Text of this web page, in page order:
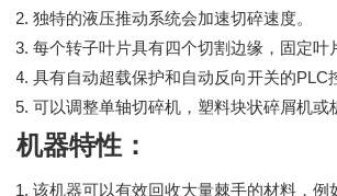
独特的液压推动系统会加速切碎速度。
每个转子叶片具有四个切割边缘，固定叶
具有自动超载保护和自动反向开关的PLC
可以调整单轴切碎机，塑料块状碎屑机或
机器特性：
该机器可以有效回收大量棘手的材料，例